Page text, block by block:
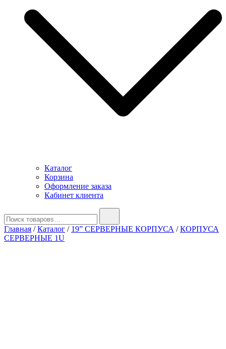
Каталог
Корзина
Оформление заказа
Кабинет клиента
Главная /Каталог / 19” СЕРВЕРНЫЕ КОРПУСА /КОРПУСА
СЕРВЕРНЫЕ 1U